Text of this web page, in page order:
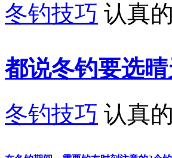
冬钓技巧 认真
都说冬钓要选
冬钓技巧 认真